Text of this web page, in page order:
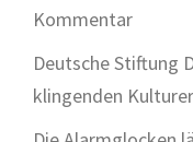
Kommentar
Deutsche Stiftung
klingenden